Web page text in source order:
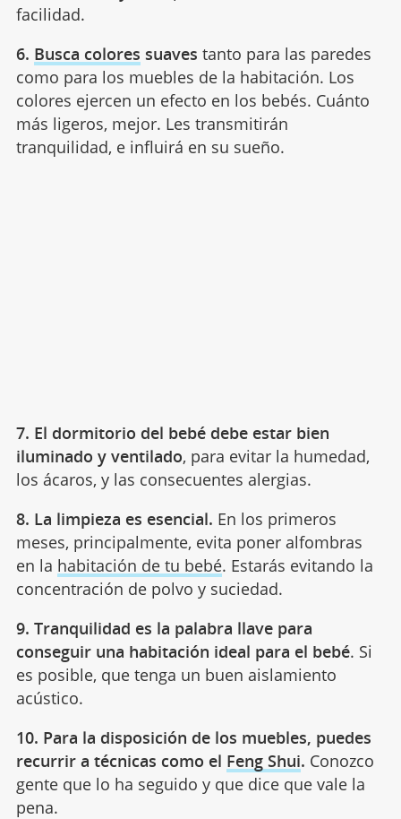
facilidad.
6. Busca colores suaves tanto para las paredes
como para los muebles de la habitación. Los
colores ejercen un efecto en los bebés. Cuánto
más ligeros, mejor. Les transmitirán
tranquilidad, e influirá en su sueño.
7. El dormitorio del bebé debe estar bien
iluminado y ventilado, para evitar la humedad,
los ácaros, y las consecuentes alergias.
8. La limpieza es esencial. En los primeros
meses, principalmente, evita poner alfombras
en la habitación de tu bebé. Estarás evitando la
concentración de polvo y suciedad.
9. Tranquilidad es la palabra llave para
conseguir una habitación ideal para el bebé. Si
es posible, que tenga un buen aislamiento
acústico.
10. Para la disposición de los muebles, puedes
recurrir a técnicas como el Feng Shui. Conozco
gente que lo ha seguido y que dice que vale la
pena.